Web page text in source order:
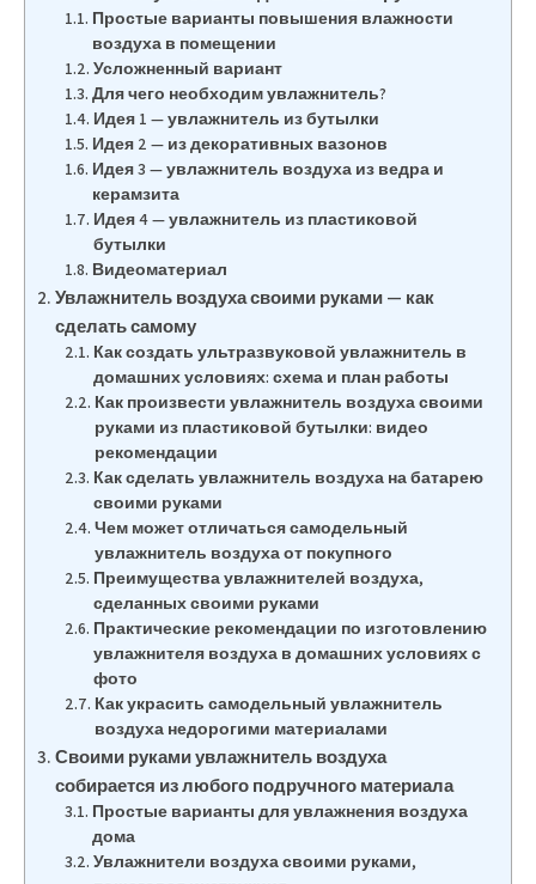
Простые варианты повышения влажности
воздуха в помещении
Усложненный вариант
Для чего необходим увлажнитель?
Идея 1 — увлажнитель из бутылки
Идея 2 — из декоративных вазонов
Идея 3 — увлажнитель воздуха из ведра и
керамзита
Идея 4 — увлажнитель из пластиковой
бутылки
Видеоматериал
Увлажнитель воздуха своими руками — как
сделать самому
Как создать ультразвуковой увлажнитель в
домашних условиях: схема и план работы
Как произвести увлажнитель воздуха своими
руками из пластиковой бутылки: видео
рекомендации
Как сделать увлажнитель воздуха на батарею
своими руками
Чем может отличаться самодельный
увлажнитель воздуха от покупного
Преимущества увлажнителей воздуха,
сделанных своими руками
Практические рекомендации по изготовлению
увлажнителя воздуха в домашних условиях с
фото
Как украсить самодельный увлажнитель
воздуха недорогими материалами
Своими руками увлажнитель воздуха
собирается из любого подручного материала
Простые варианты для увлажнения воздуха
дома
Увлажнители воздуха своими руками,